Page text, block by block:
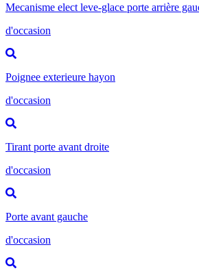
Mecanisme elect leve-glace porte arrière
d'occasion
Poignee exterieure hayon
d'occasion
Tirant porte avant droite
d'occasion
Porte avant gauche
d'occasion